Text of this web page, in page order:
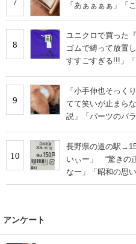
「あぁぁぁぁ」「
8
ユニクロで買った
ゴムで縛って放
すすごすぎる!!!」
9
「小手伸也そっく
てて笑いが止まら
説」「パーツのバ
10
長野県の道の駅
いぃー」 “驚きの
なー」「昭和の思い
アンケート